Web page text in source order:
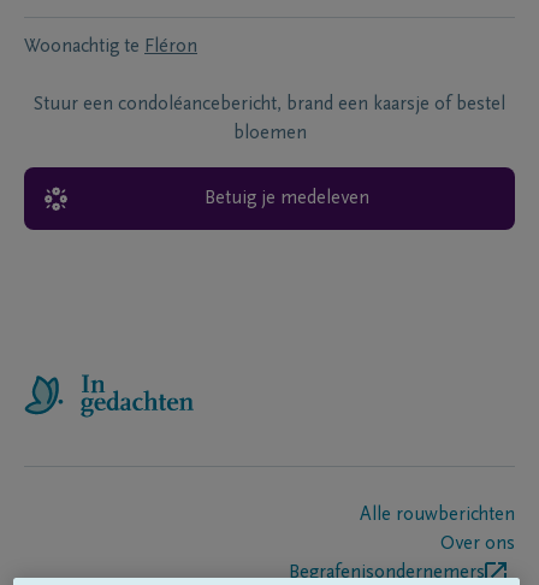
Woonachtig te Fléron
Stuur een condoléancebericht, brand een kaarsje of bestel
bloemen
Betuig je medeleven
Alle rouwberichten
Over ons
Begrafenisondernemers